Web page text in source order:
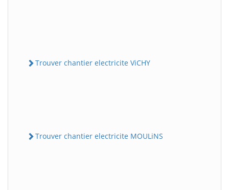
Trouver chantier electricite ViCHY
Trouver chantier electricite MOULiNS